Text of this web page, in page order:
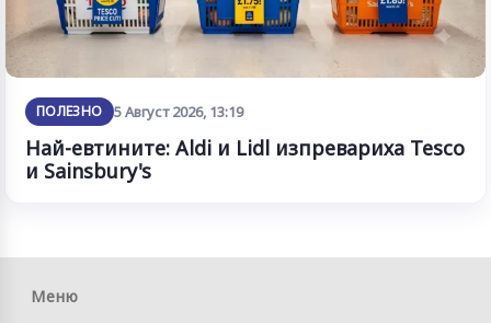
ПОЛЕЗНО 5 Август 2026, 13:19
Най-евтините: Aldi и Lidl изпревариха Tesco
и Sainsbury's
Меню